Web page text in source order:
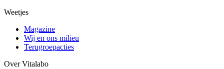
Weetjes
Magazine
Wij en ons milieu
Terugroepacties
Over Vitalabo